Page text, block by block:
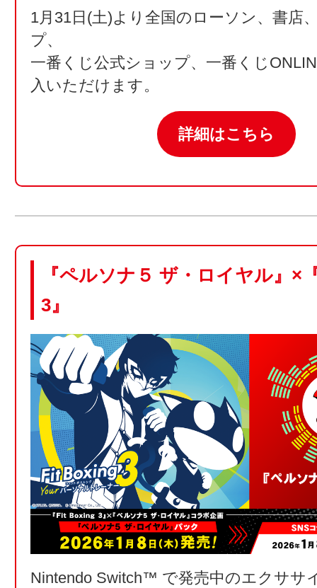
1月31日(土)より全国のローソン、書店
プ、
一番くじ公式ショップ、一番くじ
入いただけます。
詳細はこちら
『ペルソナ５ ザ・ロイヤル』×
3』
Nintendo Switch™ で発売中のエクササ